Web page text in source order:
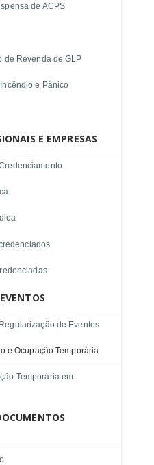
de ACPS
de Revenda de GLP
e Pânico
E EMPRESAS
de Eventos
e Ocupação Temporária
Temporária em